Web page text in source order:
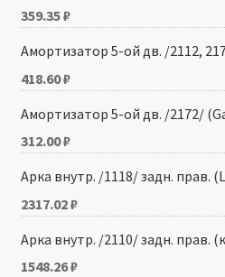
359.35₽
Амортизатор 5-ой дв. /2112,
418.60₽
Амортизатор 5-ой дв. /2172/
312.00₽
Арка внутр. /1118/ задн. прав.
2317.02₽
Арка внутр. /2110/ задн. прав.
1548.26₽